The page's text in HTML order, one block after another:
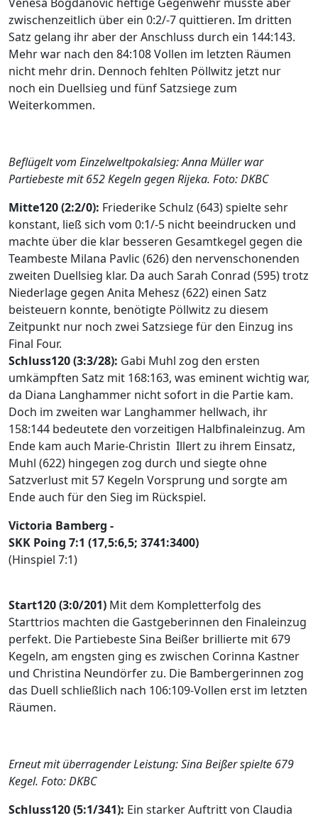
zwischenzeitlich über ein 0:2/-7 quittieren. Im dritten
Satz gelang ihr aber der Anschluss durch ein 144:143.
Mehr war nach den 84:108 Vollen im letzten Räumen
nicht mehr drin. Dennoch fehlten Pöllwitz jetzt nur
noch ein Duellsieg und fünf Satzsiege zum
Weiterkommen.
Beflügelt vom Einzelweltpokalsieg: Anna Müller war
Partiebeste mit 652 Kegeln gegen Rijeka. Foto: DKBC
Mitte120 (2:2/0): Friederike Schulz (643) spielte sehr
konstant, ließ sich vom 0:1/-5 nicht beeindrucken und
machte über die klar besseren Gesamtkegel gegen die
Teambeste Milana Pavlic (626) den nervenschonenden
zweiten Duellsieg klar. Da auch Sarah Conrad (595) trotz
Niederlage gegen Anita Mehesz (622) einen Satz
beisteuern konnte, benötigte Pöllwitz zu diesem
Zeitpunkt nur noch zwei Satzsiege für den Einzug ins
Final Four.
Schluss120 (3:3/28): Gabi Muhl zog den ersten
umkämpften Satz mit 168:163, was eminent wichtig war,
da Diana Langhammer nicht sofort in die Partie kam.
Doch im zweiten war Langhammer hellwach, ihr
158:144 bedeutete den vorzeitigen Halbfinaleinzug. Am
Ende kam auch Marie-Christin Illert zu ihrem Einsatz,
Muhl (622) hingegen zog durch und siegte ohne
Satzverlust mit 57 Kegeln Vorsprung und sorgte am
Ende auch für den Sieg im Rückspiel.
Victoria Bamberg -
SKK Poing 7:1 (17,5:6,5; 3741:3400)
(Hinspiel 7:1)
Start120 (3:0/201) Mit dem Kompletterfolg des
Starttrios machten die Gastgeberinnen den Finaleinzug
perfekt. Die Partiebeste Sina Beißer brillierte mit 679
Kegeln, am engsten ging es zwischen Corinna Kastner
und Christina Neundörfer zu. Die Bambergerinnen zog
das Duell schließlich nach 106:109-Vollen erst im letzten
Räumen.
Erneut mit überragender Leistung: Sina Beißer spielte 679
Kegel. Foto: DKBC
Schluss120 (5:1/341): Ein starker Auftritt von Claudia